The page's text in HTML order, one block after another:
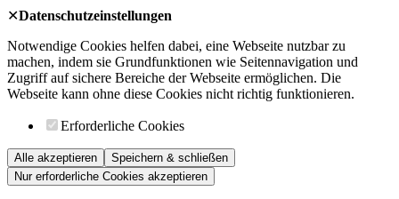
✕Datenschutzeinstellungen
Notwendige Cookies helfen dabei, eine Webseite nutzbar zu
machen, indem sie Grundfunktionen wie Seitennavigation und
Zugriff auf sichere Bereiche der Webseite ermöglichen. Die
Webseite kann ohne diese Cookies nicht richtig funktionieren.
Erforderliche Cookies
Alle akzeptieren
Speichern & schließen
Nur erforderliche Cookies akzeptieren